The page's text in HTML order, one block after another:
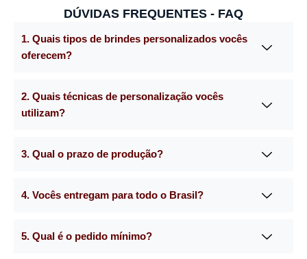
DÚVIDAS FREQUENTES - FAQ
1. Quais tipos de brindes personalizados vocês
oferecem?
2. Quais técnicas de personalização vocês
utilizam?
3. Qual o prazo de produção?
4. Vocês entregam para todo o Brasil?
5. Qual é o pedido mínimo?